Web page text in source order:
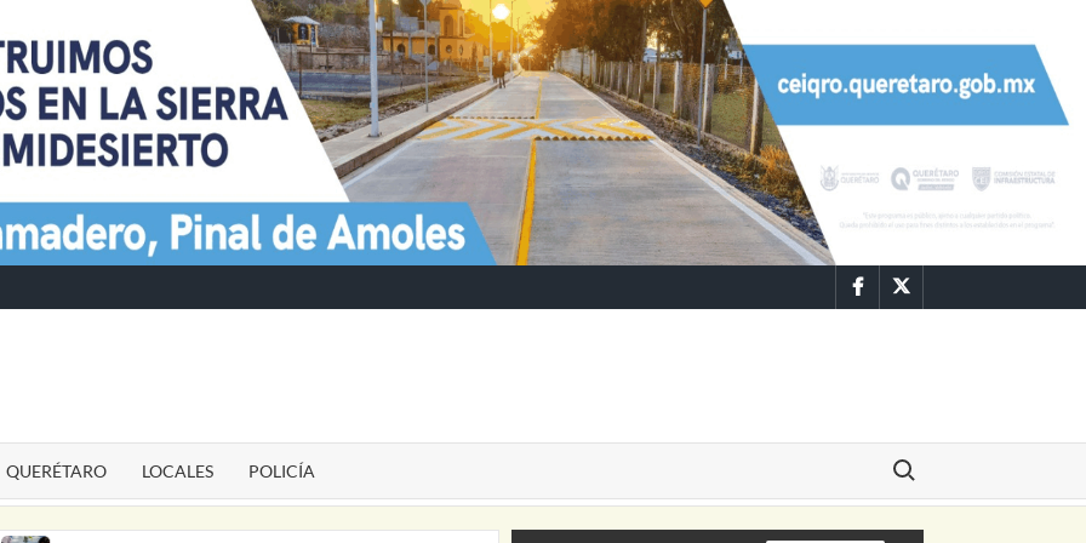
FacebookTwitter
QUERÉTARO LOCALES POLICÍA
Buscar: